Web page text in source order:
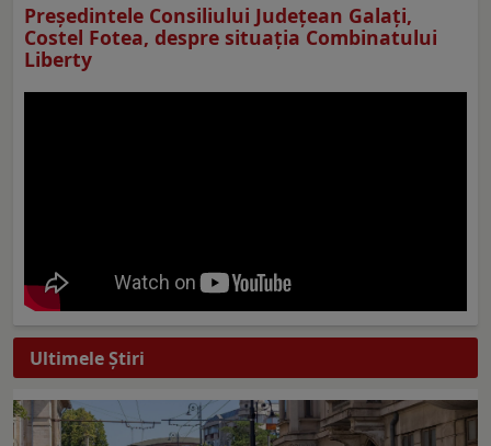
Preşedintele Consiliului Judeţean Galaţi,
Costel Fotea, despre situaţia Combinatului
Liberty
Ultimele Ştiri